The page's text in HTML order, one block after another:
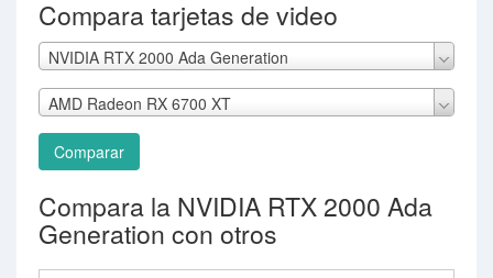
Compara tarjetas de video
NVIDIA RTX 2000 Ada Generation
AMD Radeon RX 6700 XT
Comparar
Compara la NVIDIA RTX 2000 Ada
Generation con otros